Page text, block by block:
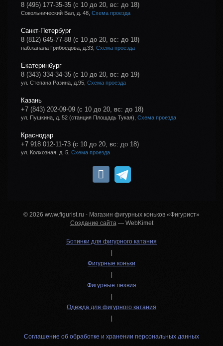
8 (495) 177-35-35 (с 10 до 20, вс: до 18)
Сокольнический Вал, д. 48, Схема проезда
Санкт-Петербург
8 (812) 645-77-88 (с 10 до 20, вс: до 18)
наб.канала Грибоедова, д.33, Схема проезда
Екатеринбург
8 (343) 334-34-35 (с 10 до 20, вс: до 19)
ул. Степана Разина, д.95, Схема проезда
Казань
+7 (843) 202-09-09 (с 10 до 20, вс: до 18)
ул. Пушкина, д. 52 (станция Площадь Тукая), Схема проезда
Краснодар
+7 918 012-11-73 (с 10 до 20, вс: до 18)
ул. Колхозная, д. 5, Схема проезда
© 2026 www.figurist.ru - Магазин фигурных коньков «Фигурист»
Создание сайта — WebKimet
Ботинки для фигурного катания
|
Фигурные коньки
|
Фигурные лезвия
|
Одежда для фигурного катания
|
Соглашение об обработке и хранении персональных данных